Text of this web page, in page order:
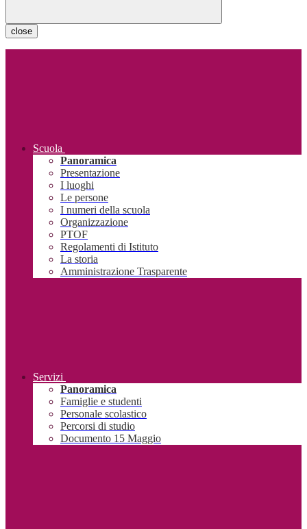
close
Scuola
Panoramica
Presentazione
I luoghi
Le persone
I numeri della scuola
Organizzazione
PTOF
Regolamenti di Istituto
La storia
Amministrazione Trasparente
Servizi
Panoramica
Famiglie e studenti
Personale scolastico
Percorsi di studio
Documento 15 Maggio